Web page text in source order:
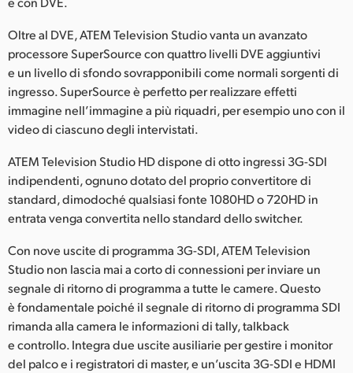
Oltre al DVE, ATEM Television Studio vanta un avanzato
processore SuperSource con quattro livelli DVE aggiuntivi
e un livello di sfondo sovrapponibili come normali sorgenti di
ingresso. SuperSource è perfetto per realizzare effetti
immagine nell’immagine a più riquadri, per esempio uno con il
video di ciascuno degli intervistati.
ATEM Television Studio HD dispone di otto ingressi 3G-SDI
indipendenti, ognuno dotato del proprio convertitore di
standard, dimodoché qualsiasi fonte 1080HD o 720HD in
entrata venga convertita nello standard dello switcher.
Con nove uscite di programma 3G-SDI, ATEM Television
Studio non lascia mai a corto di connessioni per inviare un
segnale di ritorno di programma a tutte le camere. Questo
è fondamentale poiché il segnale di ritorno di programma SDI
rimanda alla camera le informazioni di tally, talkback
e controllo. Integra due uscite ausiliarie per gestire i monitor
del palco e i registratori di master, e un’uscita 3G-SDI e HDMI